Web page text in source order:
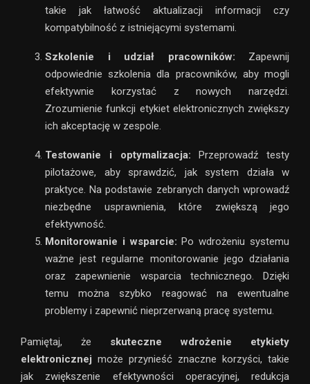
takie jak łatwość aktualizacji informacji czy
kompatybilność z istniejącymi systemami.
Szkolenie i udział pracowników: Zapewnij
odpowiednie szkolenia dla pracowników, aby mogli
efektywnie korzystać z nowych narzędzi.
Zrozumienie funkcji etykiet elektronicznych zwiększy
ich akceptację w zespole.
Testowanie i optymalizacja: Przeprowadź testy
pilotażowe, aby sprawdzić, jak system działa w
praktyce. Na podstawie zebranych danych wprowadź
niezbędne usprawnienia, które zwiększą jego
efektywność.
Monitorowanie i wsparcie: Po wdrożeniu systemu
ważne jest regularne monitorowanie jego działania
oraz zapewnienie wsparcia technicznego. Dzięki
temu można szybko reagować na ewentualne
problemy i zapewnić nieprzerwaną pracę systemu.
Pamiętaj, że skuteczne wdrożenie etykiety
elektronicznej może przynieść znaczne korzyści, takie
jak zwiększenie efektywności operacyjnej, redukcja